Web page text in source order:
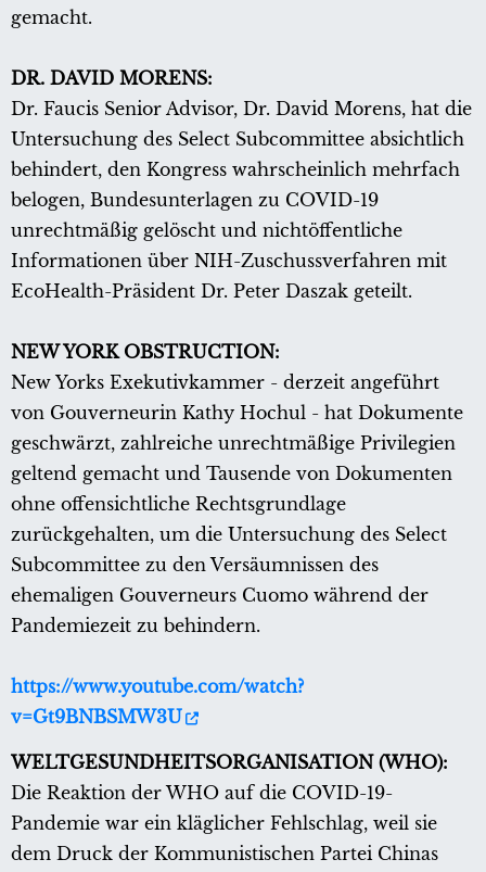
gemacht.
DR. DAVID MORENS:
Dr. Faucis Senior Advisor, Dr. David Morens, hat die
Untersuchung des Select Subcommittee absichtlich
behindert, den Kongress wahrscheinlich mehrfach
belogen, Bundesunterlagen zu COVID-19
unrechtmäßig gelöscht und nichtöffentliche
Informationen über NIH-Zuschussverfahren mit
EcoHealth-Präsident Dr. Peter Daszak geteilt.
NEW YORK OBSTRUCTION:
New Yorks Exekutivkammer - derzeit angeführt
von Gouverneurin Kathy Hochul - hat Dokumente
geschwärzt, zahlreiche unrechtmäßige Privilegien
geltend gemacht und Tausende von Dokumenten
ohne offensichtliche Rechtsgrundlage
zurückgehalten, um die Untersuchung des Select
Subcommittee zu den Versäumnissen des
ehemaligen Gouverneurs Cuomo während der
Pandemiezeit zu behindern.
https://www.youtube.com/watch?
v=Gt9BNBSMW3U
WELTGESUNDHEITSORGANISATION (WHO):
Die Reaktion der WHO auf die COVID-19-
Pandemie war ein kläglicher Fehlschlag, weil sie
dem Druck der Kommunistischen Partei Chinas